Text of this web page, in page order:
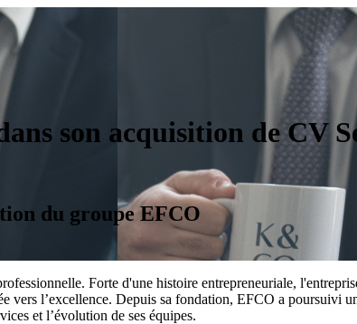
son acquisition de CV
du groupe EFCO
Forte d'une histoire entrepreneuriale,
vers l’excellence. Depuis sa fondation, EFCO a poursuivi
et l’évolution de ses équipes.